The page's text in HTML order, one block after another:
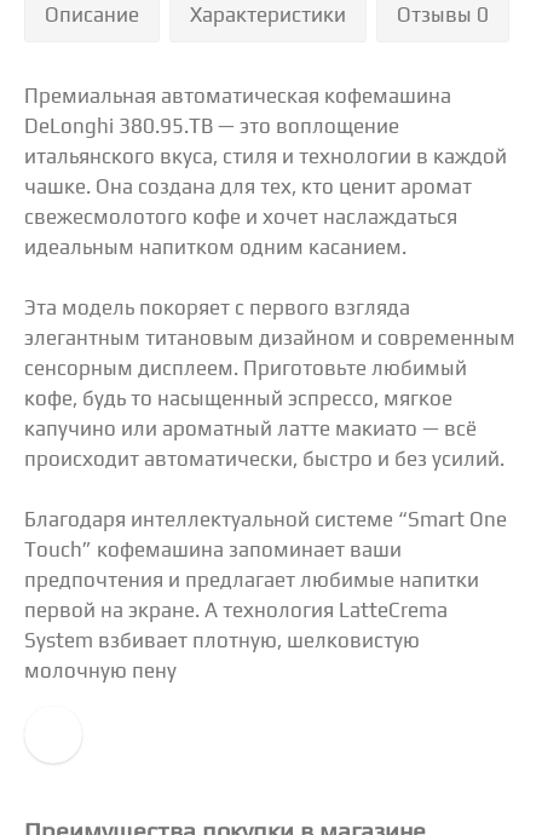
Описание Характеристики Отзывы 0
Премиальная автоматическая кофемашина
DeLonghi 380.95.TB — это воплощение
итальянского вкуса, стиля и технологии в каждой
чашке. Она создана для тех, кто ценит аромат
свежесмолотого кофе и хочет наслаждаться
идеальным напитком одним касанием.
Эта модель покоряет с первого взгляда
элегантным титановым дизайном и современным
сенсорным дисплеем. Приготовьте любимый
кофе, будь то насыщенный эспрессо, мягкое
капучино или ароматный латте макиато — всё
происходит автоматически, быстро и без усилий.
Благодаря интеллектуальной системе “Smart One
Touch” кофемашина запоминает ваши
предпочтения и предлагает любимые напитки
первой на экране. А технология LatteCrema
System взбивает плотную, шелковистую
молочную пену